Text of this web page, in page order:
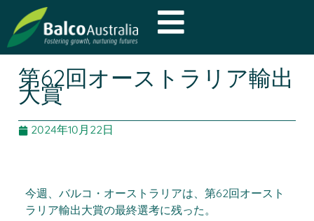
第62回オーストラリア輸出
大賞
2024年10月22日
今週、バルコ・オーストラリアは、第62回オースト
ラリア輸出大賞の最終選考に残った。